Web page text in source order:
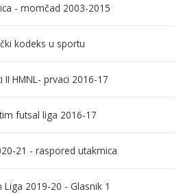
- momčad 2003-2015
kodeks u sportu
II HMNL- prvaci 2016-17
futsal liga 2016-17
21 - raspored utakmica
Liga 2019-20 - Glasnik 1